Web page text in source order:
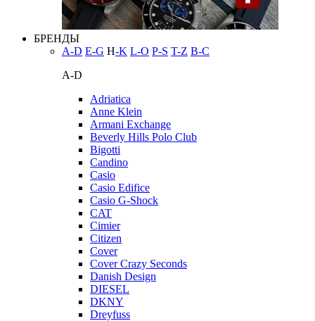
БРЕНДЫ
A-D E-G H-K L-O P-S T-Z В-С
A-D
Adriatica
Anne Klein
Armani Exchange
Beverly Hills Polo Club
Bigotti
Candino
Casio
Casio Edifice
Casio G-Shock
CAT
Cimier
Citizen
Cover
Cover Crazy Seconds
Danish Design
DIESEL
DKNY
Dreyfuss